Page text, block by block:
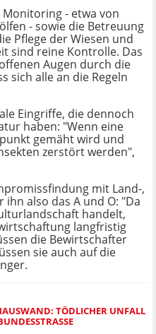
- etwa von
- sowie die Betreuung
Pflege der Wiesen und
sind reine Kontrolle. Das
Augen durch die
sich alle an die Regeln
Eingriffe, die dennoch
haben: "Wenn eine
gemäht wird und
zerstört werden",
mit Land-,
also das A und O: "Da
handelt,
langfristig
die Bewirtschafter
sie auch auf die
TÖDLICHER UNFALL